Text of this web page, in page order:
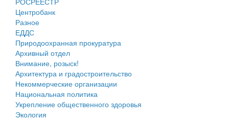
Городское поселение
Сельские поселения
Центробанк
Разное
ЕДДС
Природоохранная прокуратура
Архивный отдел
Внимание, розыск!
Архитектура и градостроительство
Некоммерческие организации
Национальная политика
Укрепление общественного здоровья
Экология